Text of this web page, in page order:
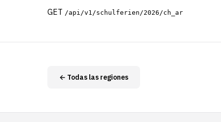
GET /api/v1/schulferien/2026/ch_ar
← Todas las regiones